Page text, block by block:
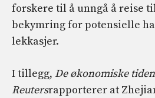
forskere til å unngå å reise
bekymring for potensielle
lekkasjer.
I tillegg, De økonomiske
Reutersrapporterer at